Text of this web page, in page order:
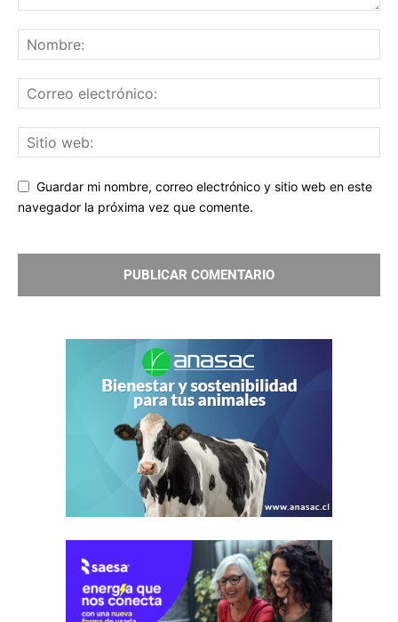
Guardar mi nombre, correo electrónico y sitio web en este
navegador la próxima vez que comente.